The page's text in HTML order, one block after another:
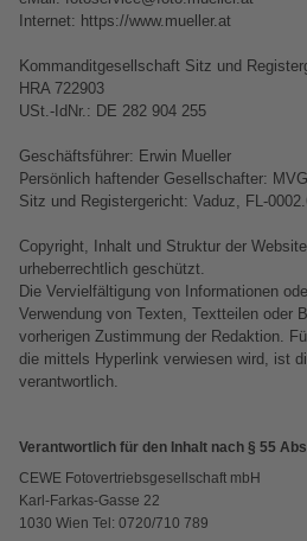
Jahrbuch gestalten
CEWE
Panoramaseite
Schuber
Designvorlagen
Foto-Kochbuch
Kundenbeispiele
CEWE myPhotos
Gestaltungsideen
Nature Prints
Bilderboxen
Premium Poster
Fotosticker
Fotosets
Sofortfotos
Fotos
Neuheiten
Aktionen
Photo Streetmap
Acrylglas
Alu-Dibond
Foto auf Holz
Hartschaum
Gallery Print
hexxas
Wandgestaltung
Mehrteiler
Dankeskarten
Dankeskarten
Urlaubsgrüße
Weitere Anlässe
Papierqualitäten
Klappkarten
Fotokarten
Karte mit
Einzelkarten
Schule & Büro
Foto-
Art Prints
Handyhüllen
Faber-Castell
Haustierwelt
Geschenkideen
Neuheiten
Aktionen
Wandkalender mit
NEU:
Kalender-
Neuheiten
Extras
CEWE myPhotos
Aktionen
Frame Case
Handykette
Kunststoffhüllen
Lederhüllen
Holzhülle
mit Design
CEWE myPhotos
Neuheiten
Danke sagen
Liebe schenken
Inspiration
App
Internet: https://www.mueller.at
Kommanditgesellschaft Sitz und
HRA 722903
USt.-IdNr.: DE 282 904 255
Geschäftsführer: Erwin Mueller
Persönlich haftender Gesellschafter:
Sitz und Registergericht: Vaduz, FL-
Copyright, Inhalt und Struktur der
urheberrechtlich geschützt.
Die Vervielfältigung von Informationen
Verwendung von Texten, Textteilen oder
vorherigen Zustimmung der Redaktion.
die mittels Hyperlink verwiesen wird, ist
verantwortlich.
Verantwortlich für den Inhalt nach § 55
CEWE Fotovertriebsgesellschaft mbH
Karl-Farkas-Gasse 22
1030 Wien Tel: 0720/710 789